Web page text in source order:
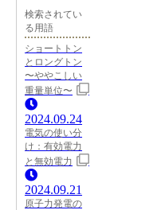
検索されてい
る用語
ショートトン
とロングトン
〜ややこしい
重量単位〜
2024.09.24
電気の使い分
け：有効電力
と無効電力
2024.09.21
原子力発電の